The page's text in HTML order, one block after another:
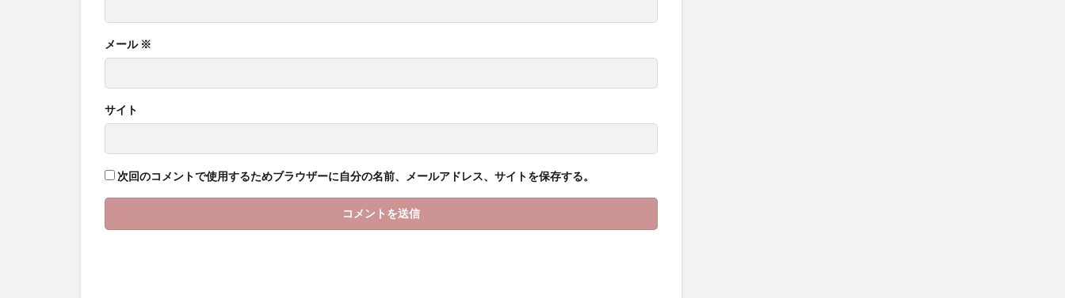
メール ※
サイト
次回のコメントで使用するためブラウザーに自分の名前、メールアドレス、サイトを保存する。